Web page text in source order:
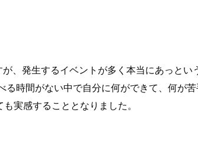
、発生するイベントが多く本当にあっと
時間がない中で自分に何ができて、何
実感することとなりました。